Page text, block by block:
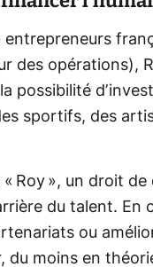
entrepreneurs
des opérations),
possibilité
sportifs, des
« Roy », un droit
du talent. En
ou
du moins en